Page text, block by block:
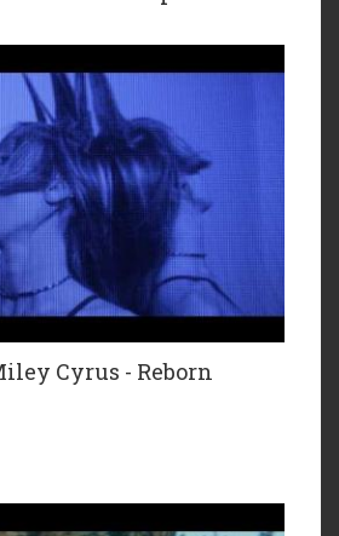
Cyrus - Reborn